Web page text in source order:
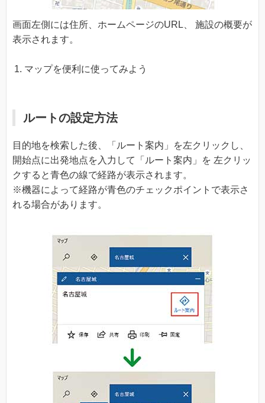
画面左側には住所、ホームページのURL、 施設の概要が
表示されます。
マップを便利に使ってみよう
ルートの設定方法
目的地を検索した後、「ルート案内」を左クリックし、
開始点に出発地点を入力して「ルート案内」を 左クリッ
クすると青色の線で経路が表示されます。
※機器によって経路が青色のチェックポイントで表示さ
れる場合があります。